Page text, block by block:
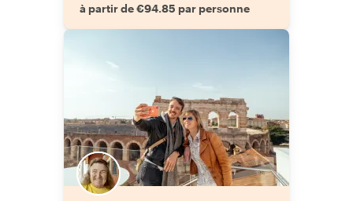
à partir de €94.85 par personne